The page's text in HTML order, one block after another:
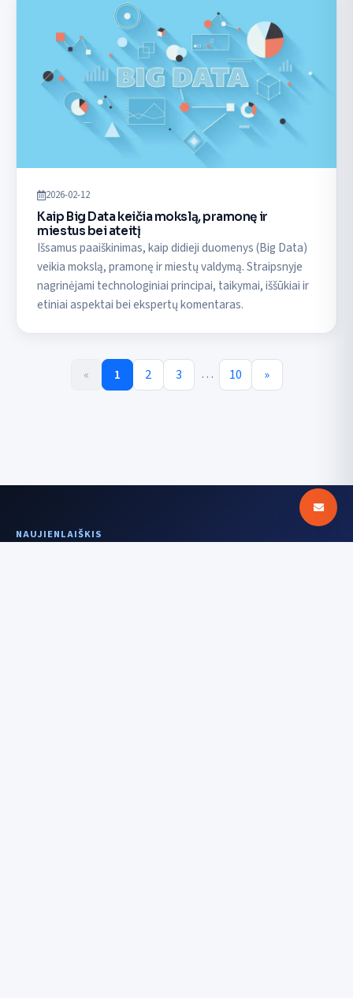
2026-02-12
Kaip Big Data keičia mokslą, pramonę ir
miestus bei ateitį
Išsamus paaiškinimas, kaip didieji duomenys (Big Data)
veikia mokslą, pramonę ir miestų valdymą. Straipsnyje
nagrinėjami technologiniai principai, taikymai, iššūkiai ir
etiniai aspektai bei ekspertų komentaras.
« 1 2 3 … 10 »
NAUJIENLAIŠKIS